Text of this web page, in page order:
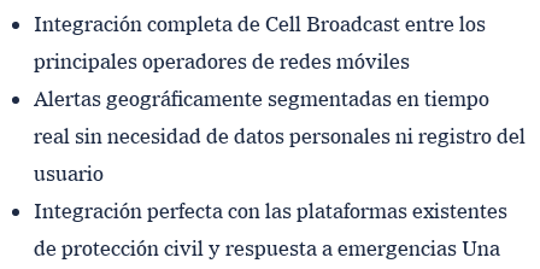
Integración completa de Cell Broadcast entre los
principales operadores de redes móviles
Alertas geográficamente segmentadas en tiempo
real sin necesidad de datos personales ni registro del
usuario
Integración perfecta con las plataformas existentes
de protección civil y respuesta a emergencias Una